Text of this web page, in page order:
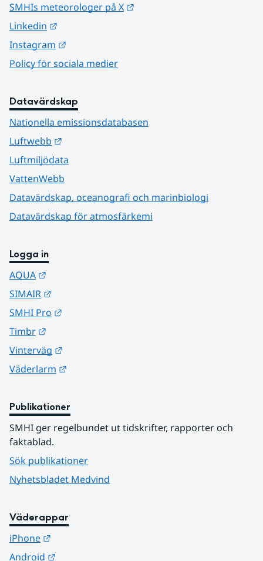
SMHIs meteorologer på X
Linkedin
Instagram
Policy för sociala medier
Datavärdskap
Nationella emissionsdatabasen
Luftwebb
Luftmiljödata
VattenWebb
Datavärdskap, oceanografi och marinbiologi
Datavärdskap för atmosfärkemi
Logga in
AQUA
SIMAIR
SMHI Pro
Timbr
Vinterväg
Väderlarm
Publikationer
SMHI ger regelbundet ut tidskrifter, rapporter och
faktablad.
Sök publikationer
Nyhetsbladet Medvind
Väderappar
iPhone
Android